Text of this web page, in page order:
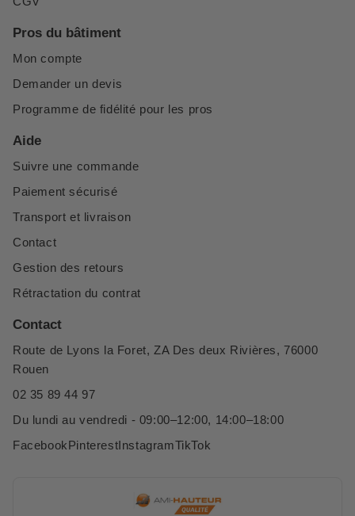
Pros du bâtiment
Mon compte
Demander un devis
Programme de fidélité pour les pros
Aide
Suivre une commande
Paiement sécurisé
Transport et livraison
Contact
Gestion des retours
Rétractation du contrat
Contact
Route de Lyons la Foret, ZA Des deux Rivières, 76000
Rouen
02 35 89 44 97
Du lundi au vendredi - 09:00–12:00, 14:00–18:00
FacebookPinterestInstagramTikTok